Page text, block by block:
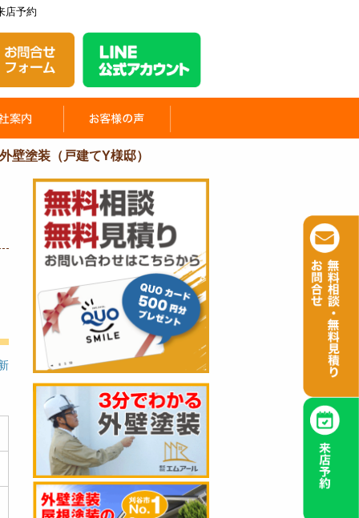
店予約
壁塗装（戸建てY様邸）